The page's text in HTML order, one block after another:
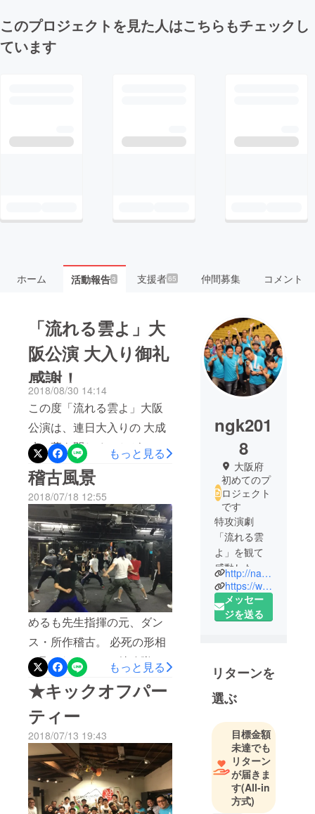
このプロジェクトを見た人はこちらもチェックし
ています
ホーム 活動報告3 支援者65 仲間募集 コメント
「流れる雲よ」大
阪公演 大入り御礼
感謝！
2018/08/30 14:14
この度「流れる雲よ」大阪
公演は、連日大入りの 大成
功で幕を閉じることができ
ました。 全国各地よりお越
し頂いたお客様へ 実行委員
一同、心より感謝申し上げ
ます。 この「流れる雲よ」
大阪公演実行委員会は、 全
員がボランティアスタッフ
で構成されており 舞台「流
れる雲よ」を見て、少しで
も多くの方へ 何か伝えたい
という気持ちで一年間活動
してきました。 そんな楽し
いことばかりではない活動
も、 お客様からの会場いっ
ぱいに響き続ける拍手や 観
劇後、目が赤くなったまま
の笑顔をみて すべてが報わ
れ、また携われたことに
やっと誇りを感じられる思
もっと見る
稽古風景
2018/07/18 12:55
めるも先生指揮の元、ダン
ス・所作稽古。 必死の形相
で取り組んでいる特攻隊員
と整備兵の役者達…。歯を
食いしばって、鬼の形相
で、訓練を繰り返す。 当時
の兵隊さん達の姿が想像出
来て、涙が出ました。で
も、カッコ良く舞台に上が
る為ではなく、その命を使
もっと見る
★キックオフパー
ティー
2018/07/13 19:43
ngk201
8
大阪府
初めてのプ
ロジェクト
です
特攻演劇
「流れる雲
よ」を観て
感動した有
志がボラン
ティアで舞
台を応援し
げようと奮
闘していま
す。
http://nagarerukumoyo-osaka.com/
https://www.youtube.com/watch?v=VaGx79XMGy8
メッセー
ジを送る
リターンを
選ぶ
目標金額
未達でも
リターン
が届きま
す(All-in
方式)